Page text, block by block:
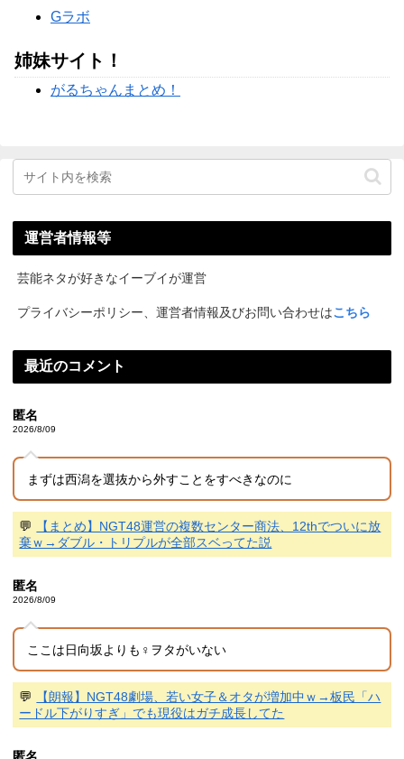
Gラボ
姉妹サイト！
がるちゃんまとめ！
運営者情報等
芸能ネタが好きなイーブイが運営
プライバシーポリシー、運営者情報及びお問い合わせはこちら
最近のコメント
匿名
2026/8/09
まずは西潟を選抜から外すことをすべきなのに
💬
【まとめ】NGT48運営の複数センター商法、12thでついに放
棄ｗ→ダブル・トリプルが全部スベってた説
匿名
2026/8/09
ここは日向坂よりも♀ヲタがいない
💬
【朗報】NGT48劇場、若い女子＆オタが増加中ｗ→板民「ハ
ードル下がりすぎ」でも現役はガチ成長してた